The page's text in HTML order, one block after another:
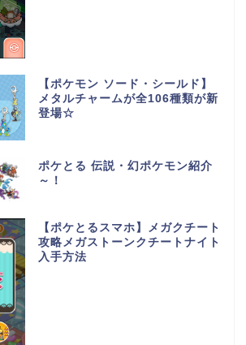
【ポケモン ソード・シールド】
メタルチャームが全106種類が新
登場☆
ポケとる 伝説・幻ポケモン紹介
～！
【ポケとるスマホ】メガクチート
攻略メガストーンクチートナイト
入手方法